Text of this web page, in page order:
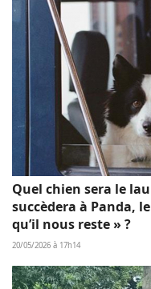
Quel chien sera le
succèdera à Panda,
qu’il nous reste » ?
20/05/2026 à 17h14